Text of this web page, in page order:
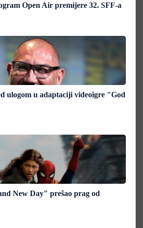
Open Air premijere 32. SFF-a
ulogom u adaptaciji videoigre "God
New Day" prešao prag od